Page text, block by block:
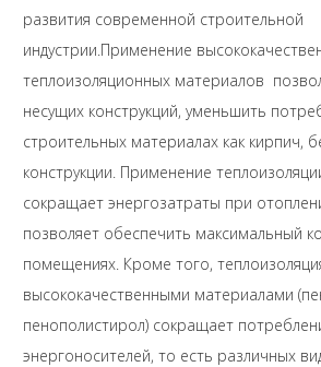
развития современной строительной
индустрии.Применение
теплоизоляционных материалов
несущих конструкций, уменьшить
строительных материалах как кирпич,
конструкции. Применение
сокращает энергозатраты при
позволяет обеспечить максимальный
помещениях. Кроме того,
высококачественными материалами
пенополистирол) сокращает
энергоносителей, то есть различных